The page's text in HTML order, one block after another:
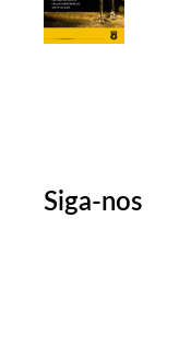
Siga-nos